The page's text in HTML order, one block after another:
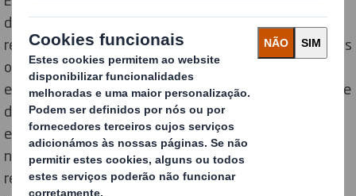
de fibra são recicláveis. A 4evergreen aprova várias
recomendações que são fundamentais para alcançar os
objetivos da taxa de reciclagem de resíduos de
embalagens à base de fibra da UE, independentemente
da rota desde a recolha à reciclagem. As Orientações
examinam as “rotas” desde a recolha até à reciclagem
nas fábricas de papel e cartão dedicadas e fornecem
recomendações práticas sobre como melhorar a